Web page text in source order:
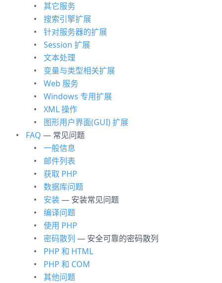
其它服务
搜索引擎扩展
针对服务器的扩展
Session 扩展
文本处理
变量与类型相关扩展
Web 服务
Windows 专用扩展
XML 操作
图形用户界面(GUI) 扩展
FAQ — 常见问题
一般信息
邮件列表
获取 PHP
数据库问题
安装— 安装常见问题
编译问题
使用 PHP
密码散列 — 安全可靠的密码散列
PHP 和 HTML
PHP 和 COM
其他问题